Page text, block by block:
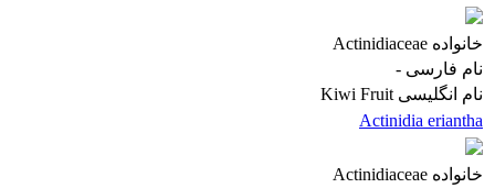
خانواده Actinidiaceae
نام فارسی -
نام انگلیسی Kiwi Fruit
Actinidia eriantha
خانواده Actinidiaceae